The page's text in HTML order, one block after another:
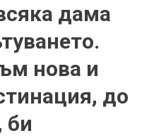
дама
нова и
до
би